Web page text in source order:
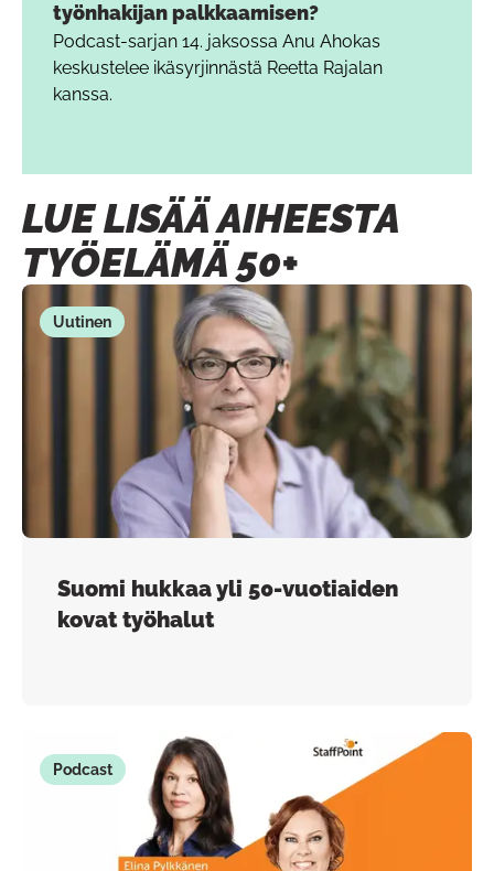
työnhakijan palkkaamisen?
Podcast-sarjan 14. jaksossa Anu Ahokas
keskustelee ikäsyrjinnästä Reetta Rajalan
kanssa.
LUE LISÄÄ AIHEESTA
TYÖELÄMÄ 50+
Uutinen
Suomi hukkaa yli 50-vuotiaiden
kovat työhalut
Podcast